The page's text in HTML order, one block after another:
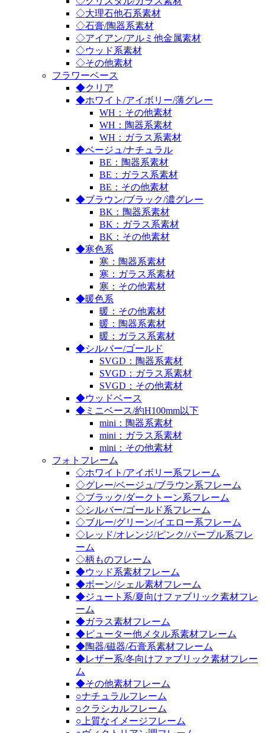
◇大理石他石系素材
◇石膏/陶器系素材
◇アイアン/アルミ他金属素材
◇ウッド系素材
◇その他素材
フラワーベース
◆クリア
◆ホワイト/アイボリー/薄グレー
WH：その他素材
WH：陶器系素材
WH：ガラス系素材
◆ベージュ/ナチュラル
BE：陶器系素材
BE：ガラス系素材
BE：その他素材
◆ブラウン/ブラック/濃グレー
BK：陶器系素材
BK：ガラス系素材
BK：その他素材
◆寒色系
寒：陶器系素材
寒：ガラス系素材
寒：その他素材
◆暖色系
暖：その他素材
暖：陶器系素材
暖：ガラス系素材
◆シルバー/ゴールド
SVGD：陶器系素材
SVGD：ガラス系素材
SVGD：その他素材
◆ウッドベース
◆ミニベース/約H100mm以下
mini：陶器系素材
mini：ガラス系素材
mini：その他素材
フォトフレーム
◇ホワイト/アイボリー系フレーム
◇グレー/ベージュ/ブラウン系フレーム
◇ブラック/ダークトーン系フレーム
◇シルバー/ゴールド系フレーム
◇ブルー/グリーン/イエロー系フレーム
◇レッド/オレンジ/ピンク/パープル系フレ
ーム
◇柄ものフレーム
◆ウッド系素材フレーム
◆ボーン/シェル素材フレーム
◆ジュート系/夏向けファブリック素材フレ
ーム
◆ガラス素材フレーム
◆ピューター他メタル系素材フレーム
◆陶器/磁器/石膏系素材フレーム
◆レザー系/冬向けファブリック素材フレー
ム
◆その他素材フレーム
○ナチュラルフレーム
○クラシカルフレーム
○上質なイメージフレーム